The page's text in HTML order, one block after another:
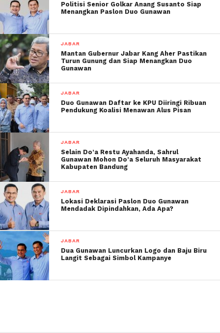
Politisi Senior Golkar Anang Susanto Siap
Menangkan Paslon Duo Gunawan
JABAR
Mantan Gubernur Jabar Kang Aher Pastikan
Turun Gunung dan Siap Menangkan Duo
Gunawan
JABAR
Duo Gunawan Daftar ke KPU Diiringi Ribuan
Pendukung Koalisi Menawan Alus Pisan
JABAR
Selain Do’a Restu Ayahanda, Sahrul
Gunawan Mohon Do’a Seluruh Masyarakat
Kabupaten Bandung
JABAR
Lokasi Deklarasi Paslon Duo Gunawan
Mendadak Dipindahkan, Ada Apa?
JABAR
Dua Gunawan Luncurkan Logo dan Baju Biru
Langit Sebagai Simbol Kampanye